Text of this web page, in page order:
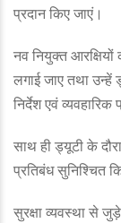
प्रदान किए जाएं।
नव नियुक्त
लगाई जाए तथा उन्हें
निर्देश एवं व्यवहारिक
साथ ही ड्यूटी के
प्रतिबंध सुनिश्चित
सुरक्षा व्यवस्था से